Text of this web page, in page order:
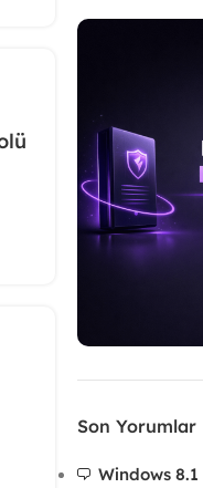
Son Yorumlar
Windows